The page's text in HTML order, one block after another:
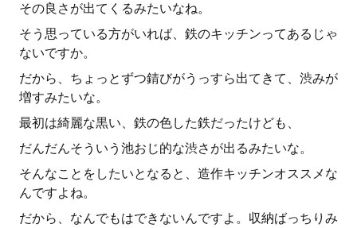
その良さが出てくるみたいなね。
そう思っている方がいれば、鉄のキッチンってあるじゃ
ないですか。
だから、ちょっとずつ錆びがうっすら出てきて、渋みが
増すみたいな。
最初は綺麗な黒い、鉄の色した鉄だったけども、
だんだんそういう池おじ的な渋さが出るみたいな。
そんなことをしたいとなると、造作キッチンオススメな
んですよね。
だから、なんでもはできないんですよ。収納ばっちりみ